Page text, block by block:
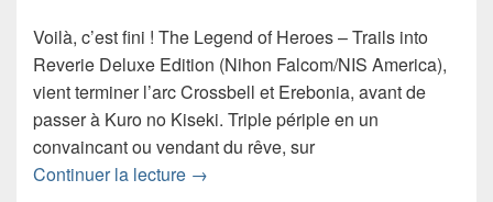
Voilà, c’est fini ! The Legend of Heroes – Trails into
Reverie Deluxe Edition (Nihon Falcom/NIS America),
vient terminer l’arc Crossbell et Erebonia, avant de
passer à Kuro no Kiseki. Triple périple en un
convaincant ou vendant du rêve, sur
Continuer la lecture Chronique jeu vidéo The Legend of
→